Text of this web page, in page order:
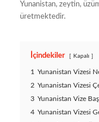
Yunanistan, zeytin,
üretmektedir.
İçindekiler Kapalı
1 Yunanistan Vizesi
2 Yunanistan Vizesi
3 Yunanistan Vize
4 Yunanistan Vizesi